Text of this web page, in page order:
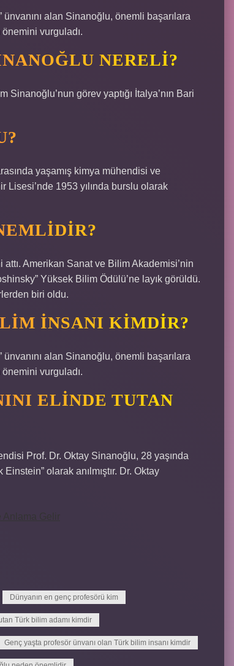
alan Sinanoğlu, önemli başarılara
önemini vurguladı.
NERELI?
görev yaptığı İtalya’nın Bari
yaşamış kimya mühendisi ve
Lisesi’nde 1953 yılında burslu olarak
Amerikan Sanat ve Bilim Akademisi’nin
Yüksek Bilim Ödülü’ne layık görüldü.
biri oldu.
INSANI KIMDIR?
alan Sinanoğlu, önemli başarılara
önemini vurguladı.
ELINDE TUTAN
Prof. Dr. Oktay Sinanoğlu, 28 yaşında
olarak anılmıştır. Dr. Oktay
Gelir
Dünyanın en genç profesörü kim
Türk bilim adamı kimdir
Genç yaşta profesör ünvanı olan Türk bilim insanı kimdir